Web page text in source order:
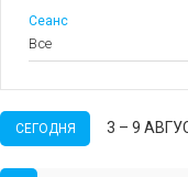
Сеанс
СЕГОДНЯ 3 – 9